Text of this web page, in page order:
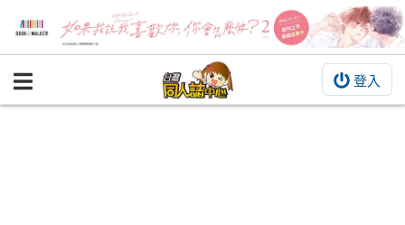
登入
BOOKY書集倉庫